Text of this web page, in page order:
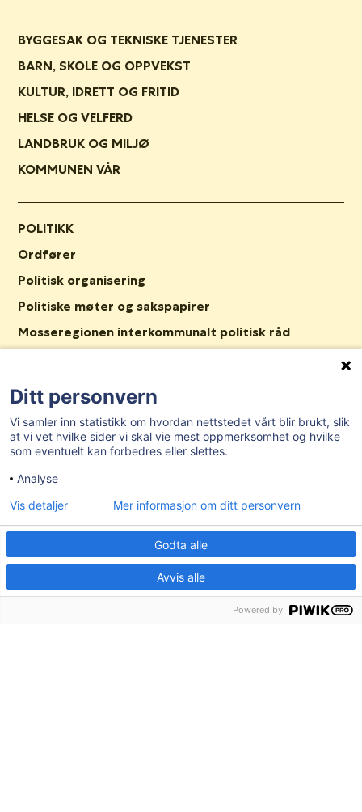
BYGGESAK OG TEKNISKE TJENESTER
BARN, SKOLE OG OPPVEKST
KULTUR, IDRETT OG FRITID
HELSE OG VELFERD
LANDBRUK OG MILJØ
KOMMUNEN VÅR
POLITIKK
Ordfører
Politisk organisering
Politiske møter og sakspapirer
Mosseregionen interkommunalt politisk råd
ORGANISASJON
Kommunedirektør
Kommunalområde helse og velferd
Nav Våler
Ditt personvern
Vi samler inn statistikk om hvordan nettstedet vårt blir brukt, slik
at vi vet hvilke sider vi skal vie mest oppmerksomhet og hvilke
som eventuelt kan forbedres eller slettes.
Analyse
Godta alle
Avvis alle
Vis detaljer Mer informasjon om ditt personvern
Powered by